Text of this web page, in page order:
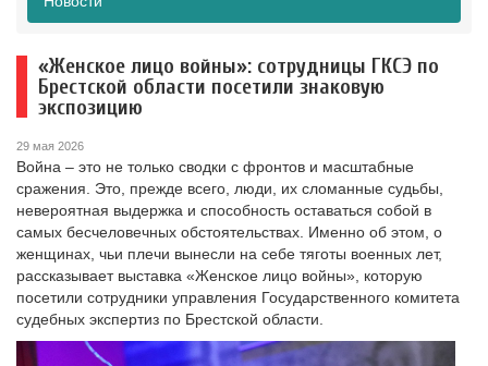
«Женское лицо войны»: сотрудницы ГКСЭ по
Брестской области посетили знаковую
экспозицию
29 мая 2026
Война – это не только сводки с фронтов и масштабные
сражения. Это, прежде всего, люди, их сломанные судьбы,
невероятная выдержка и способность оставаться собой в
самых бесчеловечных обстоятельствах. Именно об этом, о
женщинах, чьи плечи вынесли на себе тяготы военных лет,
рассказывает выставка «Женское лицо войны», которую
посетили сотрудники управления Государственного комитета
судебных экспертиз по Брестской области.